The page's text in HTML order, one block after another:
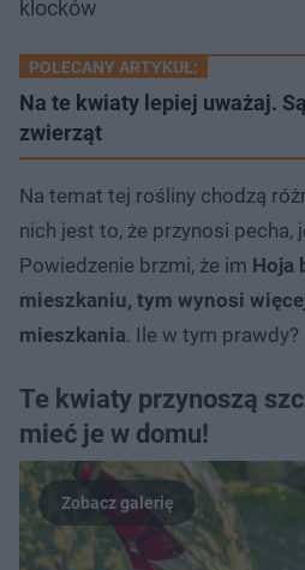
klocków
POLECANY ARTYKUŁ:
Na te kwiaty lepiej uważaj.
zwierząt
Na temat tej rośliny chodzą
nich jest to, że przynosi pecha,
Powiedzenie brzmi, że im Hoja
mieszkaniu, tym wynosi
mieszkania. Ile w tym prawdy?
Te kwiaty przynoszą
mieć je w domu!